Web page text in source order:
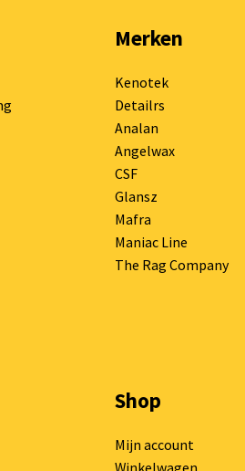
Merken
Kenotek
Detailrs
Analan
Angelwax
CSF
Glansz
Mafra
Maniac Line
The Rag Company
Shop
Mijn account